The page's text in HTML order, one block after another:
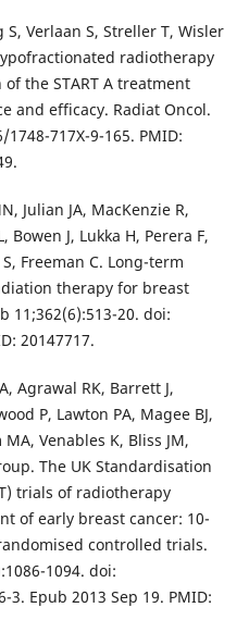
S, Verlaan S, Streller T, Wisler
radiotherapy
the START A treatment
and efficacy. Radiat Oncol.
1748-717X-9-165. PMID:
Julian JA, MacKenzie R,
Bowen J, Lukka H, Perera F,
Freeman C. Long-term
therapy for breast
11;362(6):513-20. doi:
20147717.
Agrawal RK, Barrett J,
P, Lawton PA, Magee BJ,
Venables K, Bliss JM,
The UK Standardisation
trials of radiotherapy
of early breast cancer: 10-
controlled trials.
1094. doi:
3. Epub 2013 Sep 19. PMID: